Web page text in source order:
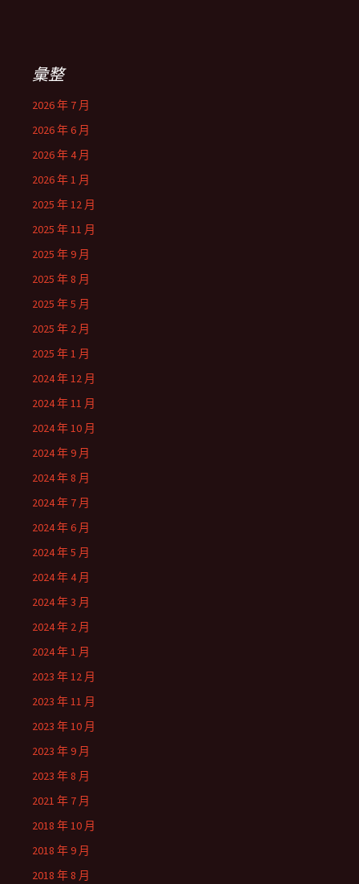
彙整
2026 年 7 月
2026 年 6 月
2026 年 4 月
2026 年 1 月
2025 年 12 月
2025 年 11 月
2025 年 9 月
2025 年 8 月
2025 年 5 月
2025 年 2 月
2025 年 1 月
2024 年 12 月
2024 年 11 月
2024 年 10 月
2024 年 9 月
2024 年 8 月
2024 年 7 月
2024 年 6 月
2024 年 5 月
2024 年 4 月
2024 年 3 月
2024 年 2 月
2024 年 1 月
2023 年 12 月
2023 年 11 月
2023 年 10 月
2023 年 9 月
2023 年 8 月
2021 年 7 月
2018 年 10 月
2018 年 9 月
2018 年 8 月